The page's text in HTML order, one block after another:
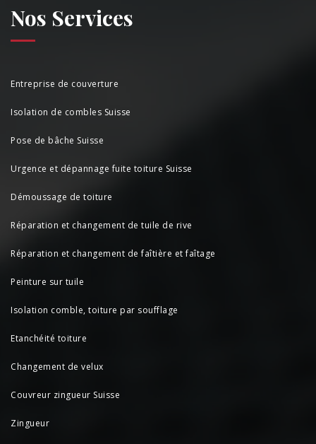
Nos Services
Entreprise de couverture
Isolation de combles Suisse
Pose de bâche Suisse
Urgence et dépannage fuite toiture Suisse
Démoussage de toiture
Réparation et changement de tuile de rive
Réparation et changement de faîtière et faîtage
Peinture sur tuile
Isolation comble, toiture par soufflage
Etanchéité toiture
Changement de velux
Couvreur zingueur Suisse
Zingueur